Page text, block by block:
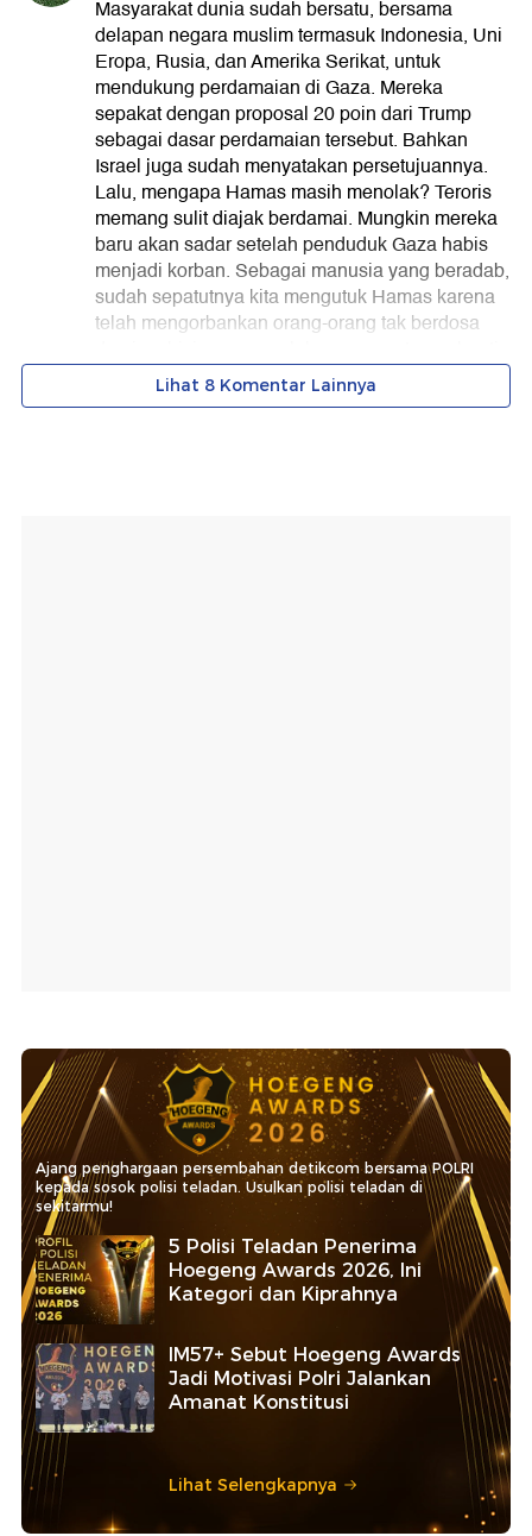
Ajang penghargaan persembahan detikcom bersama POLRI
kepada sosok polisi teladan. Usulkan polisi teladan di
sekitarmu!
5 Polisi Teladan Penerima
Hoegeng Awards 2026, Ini
Kategori dan Kiprahnya
IM57+ Sebut Hoegeng Awards
Jadi Motivasi Polri Jalankan
Amanat Konstitusi
Lihat Selengkapnya